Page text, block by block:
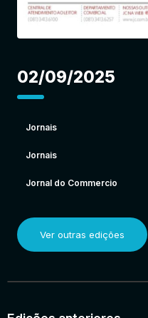
02/09/2025
Jornais
Jornais
Jornal do Commercio
Ver outras edições